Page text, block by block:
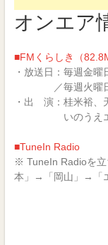
オンエア
■FMくらしき（
・放送日：毎週金
／毎週火曜日
・出 演：桂米裕、
いのうえエ
■TuneIn Radio
※ TuneIn Radioを
本」→「岡山」→「